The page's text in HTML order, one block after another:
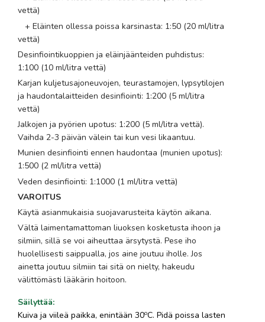
vettä)
+ Eläinten ollessa poissa karsinasta: 1:50 (20 ml/litra
vettä)
Desinfiointikuoppien ja eläinjäänteiden puhdistus:
1:100 (10 ml/litra vettä)
Karjan kuljetusajoneuvojen, teurastamojen, lypsytilojen
ja haudontalaitteiden desinfiointi: 1:200 (5 ml/litra
vettä)
Jalkojen ja pyörien upotus: 1:200 (5 ml/litra vettä).
Vaihda 2-3 päivän välein tai kun vesi likaantuu.
Munien desinfiointi ennen haudontaa (munien upotus):
1:500 (2 ml/litra vettä)
Veden desinfiointi: 1:1000 (1 ml/litra vettä)
VAROITUS
Käytä asianmukaisia suojavarusteita käytön aikana.
Vältä laimentamattoman liuoksen kosketusta ihoon ja
silmiin, sillä se voi aiheuttaa ärsytystä. Pese iho
huolellisesti saippualla, jos aine joutuu iholle. Jos
ainetta joutuu silmiin tai sitä on nielty, hakeudu
välittömästi lääkärin hoitoon.
Säilyttää:
Kuiva ja viileä paikka, enintään 30oC. Pidä poissa lasten